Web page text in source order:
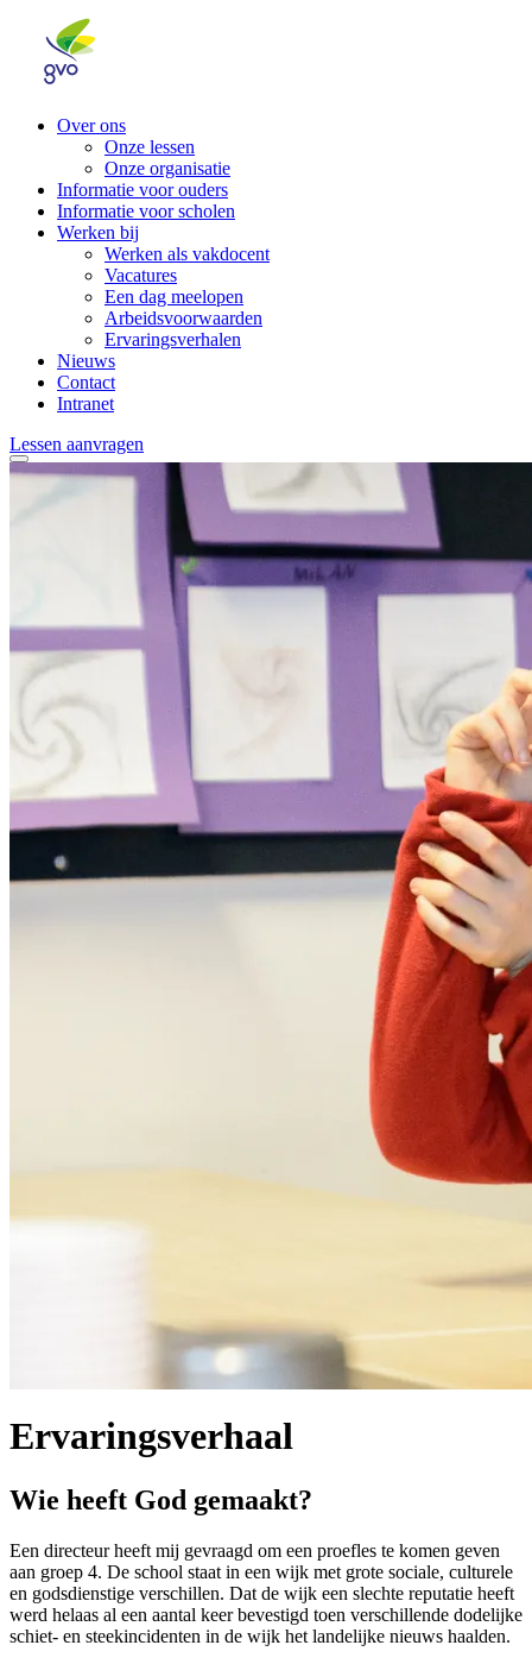
Over ons
Onze lessen
Onze organisatie
Informatie voor ouders
Informatie voor scholen
Werken bij
Werken als vakdocent
Vacatures
Een dag meelopen
Arbeidsvoorwaarden
Ervaringsverhalen
Nieuws
Contact
Intranet
Lessen aanvragen
Ervaringsverhaal
Wie heeft God gemaakt?
Een directeur heeft mij gevraagd om een proefles te komen geven
aan groep 4. De school staat in een wijk met grote sociale, culturele
en godsdienstige verschillen. Dat de wijk een slechte reputatie heeft
werd helaas al een aantal keer bevestigd toen verschillende dodelijke
schiet- en steekincidenten in de wijk het landelijke nieuws haalden.